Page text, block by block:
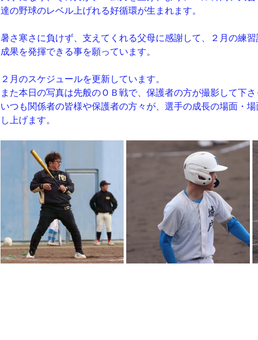
達の野球のレベル上げれる好循環が生まれます。
暑さ寒さに負けず、支えてくれる父母に感謝して、２月の練
成果を発揮できる事を願っています。
２月のスケジュールを更新しています。
また本日の写真は先般のＯＢ戦で、保護者の方が撮影して下
いつも関係者の皆様や保護者の方々が、選手の成長の場面・
し上げます。